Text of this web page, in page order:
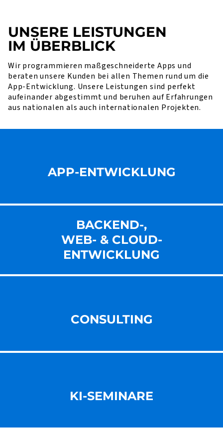
UNSERE LEISTUNGEN
IM ÜBERBLICK
Wir programmieren maßgeschneiderte Apps und
beraten unsere Kunden bei allen Themen rund um die
App-Entwicklung. Unsere Leistungen sind perfekt
aufeinander abgestimmt und beruhen auf Erfahrungen
aus nationalen als auch internationalen Projekten.
APP-ENTWICKLUNG
BACKEND-,
WEB- & CLOUD-
ENT­WICKLUNG
CONSULTING
KI-SEMINARE